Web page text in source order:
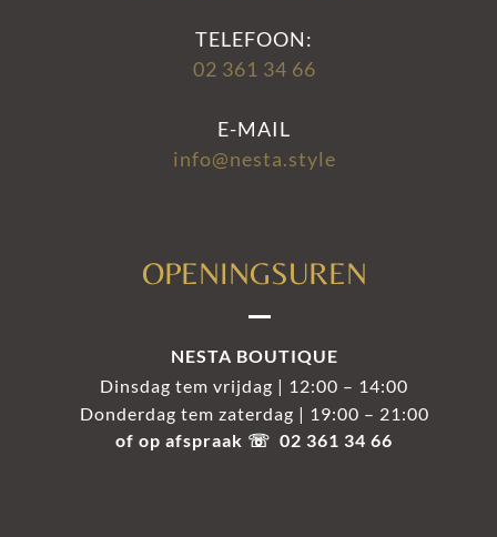
TELEFOON:
02 361 34 66
E-MAIL
info@nesta.style
OPENINGSUREN
NESTA BOUTIQUE
Dinsdag tem vrijdag | 12:00 – 14:00
Donderdag tem zaterdag | 19:00 – 21:00
of op afspraak ☏ 02 361 34 66